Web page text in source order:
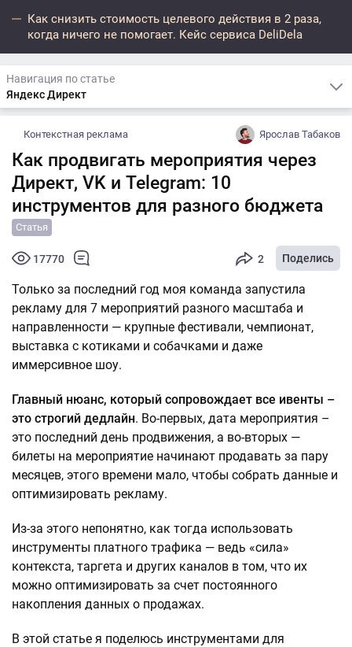
Как снизить стоимость целевого действия в 2 раза,
когда ничего не помогает. Кейс сервиса DeliDela
Навигация по статье
Яндекс Директ
Контекстная реклама Ярослав Табаков
Как продвигать мероприятия через
Директ, VK и Telegram: 10
инструментов для разного бюджета
Статья
17770 2 Поделись
Только за последний год моя команда запустила
рекламу для 7 мероприятий разного масштаба и
направленности — крупные фестивали, чемпионат,
выставка с котиками и собачками и даже
иммерсивное шоу.
Главный нюанс, который сопровождает все ивенты –
это строгий дедлайн. Во-первых, дата мероприятия –
это последний день продвижения, а во-вторых —
билеты на мероприятие начинают продавать за пару
месяцев, этого времени мало, чтобы собрать данные и
оптимизировать рекламу.
Из-за этого непонятно, как тогда использовать
инструменты платного трафика — ведь «сила»
контекста, таргета и других каналов в том, что их
можно оптимизировать за счет постоянного
накопления данных о продажах.
В этой статье я поделюсь инструментами для